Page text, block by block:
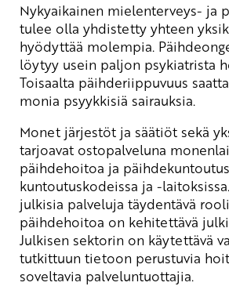
Nykyaikainen mielenterveys- ja
tulee olla yhdistetty yhteen
hyödyttää molempia.
löytyy usein paljon psykiatrista
Toisaalta päihderiippuvuus
monia psyykkisiä sairauksia.
Monet järjestöt ja säätiöt sekä
tarjoavat ostopalveluna
päihdehoitoa ja
kuntoutuskodeissa ja -
julkisia palveluja täydentävä
päihdehoitoa on kehitettävä
Julkisen sektorin on käytettävä
tutkittuun tietoon perustuvia
soveltavia palveluntuottajia.